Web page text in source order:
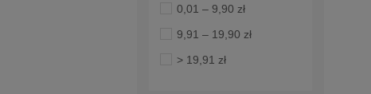
0,01 – 9,90 zł
9,91 – 19,90 zł
> 19,91 zł